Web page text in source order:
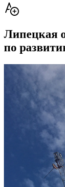
Липецкая
по